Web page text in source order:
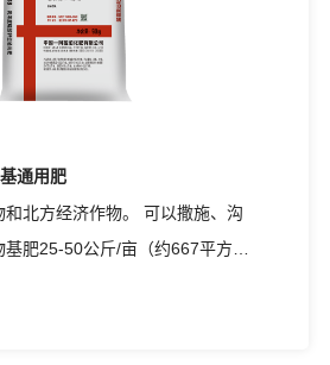
通用肥
济作物。 可以撒施、沟
基肥25-50公斤/亩（约667平方
/亩（约667平方米）；蔬菜等经济